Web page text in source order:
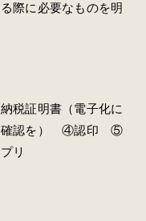
際に必要なものを明
証明書（電子化に
要確認を） ④認印 ⑤
リ